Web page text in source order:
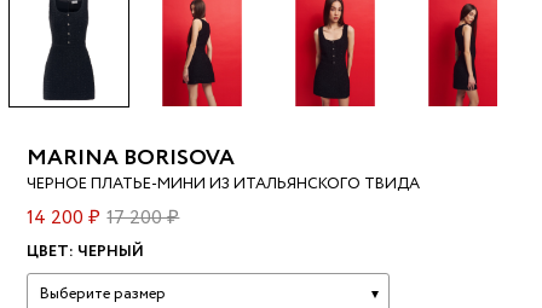
MARINA BORISOVA
ЧЕРНОЕ ПЛАТЬЕ-МИНИ ИЗ ИТАЛЬЯНСКОГО ТВИДА
14 200 ₽ 17 200 ₽
ЦВЕТ: ЧЕРНЫЙ
Выберите размер